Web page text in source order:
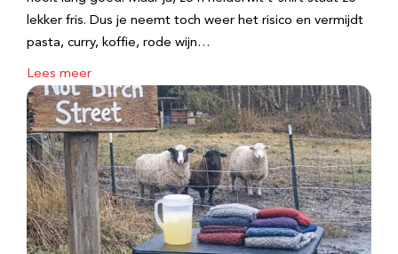
lekker fris. Dus je neemt toch weer het risico en vermijdt
pasta, curry, koffie, rode wijn…
Lees meer